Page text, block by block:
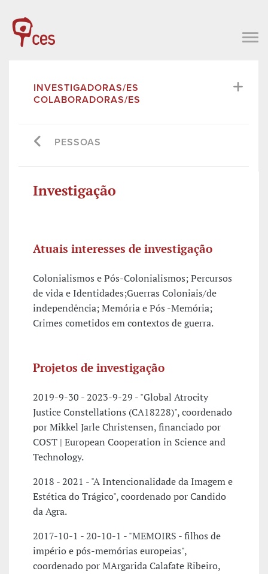
INVESTIGADORAS/ES
COLABORADORAS/ES
PESSOAS
Investigação
Atuais interesses de investigação
Colonialismos e Pós-Colonialismos; Percursos
de vida e Identidades;Guerras Coloniais/de
independência; Memória e Pós -Memória;
Crimes cometidos em contextos de guerra.
Projetos de investigação
2019-9-30 - 2023-9-29 - "Global Atrocity
Justice Constellations (CA18228)", coordenado
por Mikkel Jarle Christensen, financiado por
COST | European Cooperation in Science and
Technology.
2018 - 2021 - "A Intencionalidade da Imagem e
Estética do Trágico", coordenado por Candido
da Agra.
2017-10-1 - 20-10-1 - "MEMOIRS - filhos de
império e pós-memórias europeias",
coordenado por MArgarida Calafate Ribeiro,